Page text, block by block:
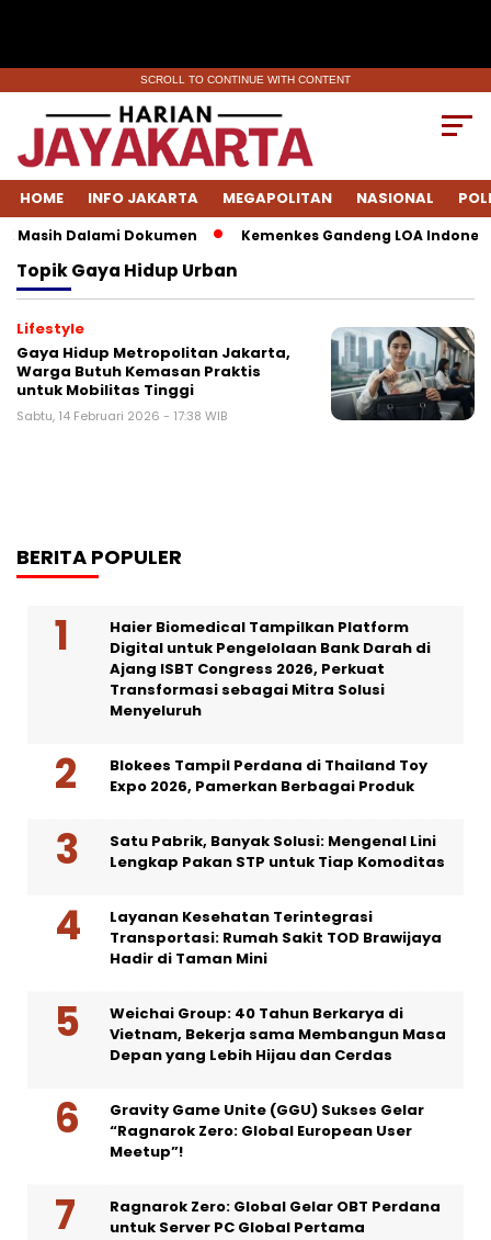
SCROLL TO CONTINUE WITH CONTENT
HOME INFO JAKARTA MEGAPOLITAN NASIONAL
Masih Dalami Dokumen Kemenkes Gandeng LOA
TopikGaya Hidup Urban
Lifestyle
Gaya Hidup Metropolitan Jakarta,
Warga Butuh Kemasan Praktis
untuk Mobilitas Tinggi
Sabtu, 14 Februari 2026 - 17:38 WIB
BERITA POPULER
Haier Biomedical Tampilkan Platform
Digital untuk Pengelolaan Bank Darah di
Ajang ISBT Congress 2026, Perkuat
Transformasi sebagai Mitra Solusi
Menyeluruh
Blokees Tampil Perdana di Thailand Toy
Expo 2026, Pamerkan Berbagai Produk
Satu Pabrik, Banyak Solusi: Mengenal Lini
Lengkap Pakan STP untuk Tiap Komoditas
Layanan Kesehatan Terintegrasi
Transportasi: Rumah Sakit TOD Brawijaya
Hadir di Taman Mini
Weichai Group: 40 Tahun Berkarya di
Vietnam, Bekerja sama Membangun Masa
Depan yang Lebih Hijau dan Cerdas
Gravity Game Unite (GGU) Sukses Gelar
“Ragnarok Zero: Global European User
Meetup”!
Ragnarok Zero: Global Gelar OBT Perdana
untuk Server PC Global Pertama